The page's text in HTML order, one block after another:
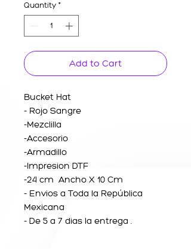
Quantity *
Add to Cart
Bucket Hat
- Rojo Sangre
-Mezclilla
-Accesorio
-Armadillo
-Impresion DTF
-24 cm Ancho X 10 Cm
- Envios a Toda la República
Mexicana
- De 5 a 7 dias la entrega .